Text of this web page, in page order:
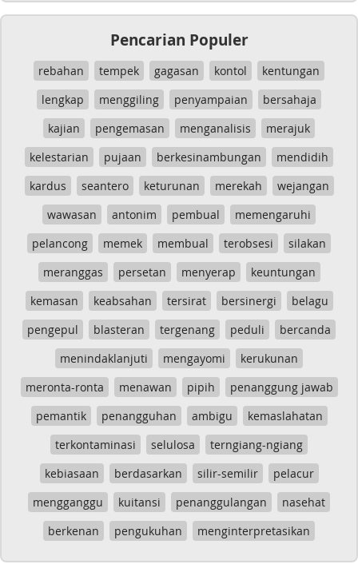
Pencarian Populer
rebahan tempek gagasan kontol
kentungan
lengkap
menggiling penyampaian
bersahaja
kajian
pengemasan menganalisis
merajuk
kelestarian
pujaan berkesinambungan
mendidih
kardus
seantero keturunan merekah
wejangan
wawasan
antonim pembual
memengaruhi
pelancong
memek membual terobsesi
silakan
meranggas
persetan menyerap
keuntungan
kemasan
keabsahan tersirat bersinergi
belagu
pengepul
blasteran tergenang peduli
bercanda
menindaklanjuti
mengayomi
kerukunan
meronta-ronta
menawan pipih
penanggung jawab
pemantik
penangguhan ambigu
kemaslahatan
terkontaminasi
selulosa
terngiang-ngiang
kebiasaan
berdasarkan silir-semilir
pelacur
mengganggu
kuitansi penanggulangan
nasehat
berkenan
pengukuhan menginterpretasikan